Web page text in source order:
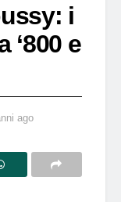
i
‘800 e
ago